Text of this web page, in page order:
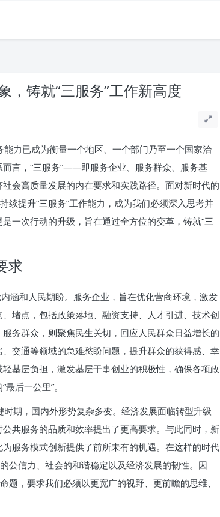
，铸就“三服务”工作新高度
力已成为衡量一个地区、一个部门乃至一个国家治
言，“三服务”——即服务企业、服务群众、服务基
会高质量发展的内在要求和实践路径。面对新时代的
续提升“三服务”工作能力，成为我们必须深入思考并
一次行动的升级，旨在通过全方位的变革，铸就“三
求
涵和人民期盼。服务企业，旨在优化营商环境，激发
堵点，包括政策落地、融资支持、人才引进、技术创
务群众，则聚焦民生关切，回应人民群众日益增长的
交通等领域的急难愁盼问题，提升群众的获得感、幸
基层负担，激发基层干事创业的积极性，确保各项政
后一公里”。
期，国内外形势复杂多变。经济发展面临转型升级
共服务的品质和效率提出了更高要求。与此同时，新
服务模式创新提供了前所未有的机遇。在这样的时代
公信力、社会的和谐稳定以及经济发展的韧性。因
题，要求我们必须以更宽广的视野、更前瞻的思维、